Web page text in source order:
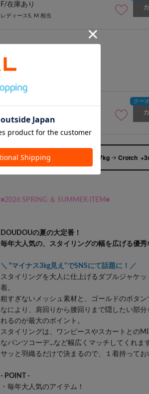
F/在庫あり
レディースS, M 相当
レディースS, M 相当
160cm / 57kg Crotch
■2026 SPRING ＆ SUMMER ITEM■
DOUDOUの夏の大定番！
毎年大人気の、スタイリングの幅を広げる優秀
＼ "マイナス3kg見え"でSNSにて話題に！／
スタイリングを大人に仕上げるダブルジャケ
着。
粗すぎないメッシュ素材と、ゴールドのボタン
なにより、肩回りから腰回りまで隠したい部分
れるのが最大のポイント。
スタイリングは、ワンピースやスカートとの
なパンツコーデ...など幅広くマッチしてくれま
サッと羽織るだけで決まるので、１着持ってお
- POINT -
・毎年大人気のアイテム！